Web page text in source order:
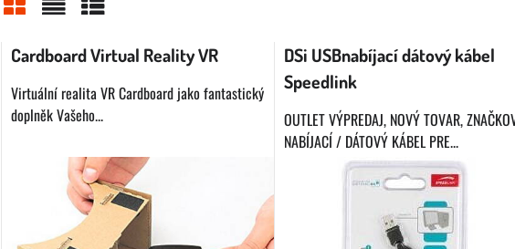
MriežkaZoznamTabuľka
Cardboard Virtual Reality VR
Virtuální realita VR Cardboard jako fantastický
doplněk Vašeho...
DSi USBnabíjací dátový kábel
Speedlink
OUTLET VÝPREDAJ, NOVÝ TOVAR,
NABÍJACÍ / DÁTOVÝ KÁBEL PRE...